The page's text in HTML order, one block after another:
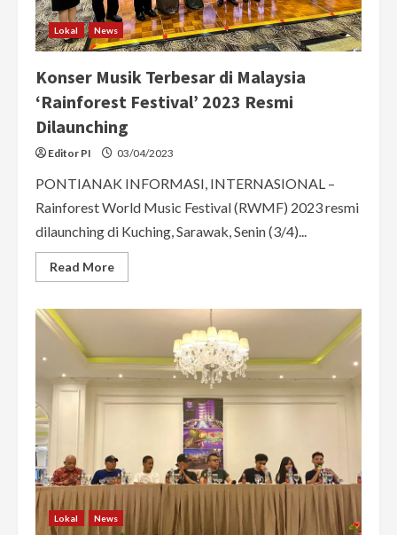
Lokal News
Konser Musik Terbesar di Malaysia
‘Rainforest Festival’ 2023 Resmi
Dilaunching
Editor PI 03/04/2023
PONTIANAK INFORMASI, INTERNASIONAL –
Rainforest World Music Festival (RWMF) 2023 resmi
dilaunching di Kuching, Sarawak, Senin (3/4)...
Read MoreRead
more
Malaysia
‘Rainforest
Festival’
2023
Resmi
Lokal News